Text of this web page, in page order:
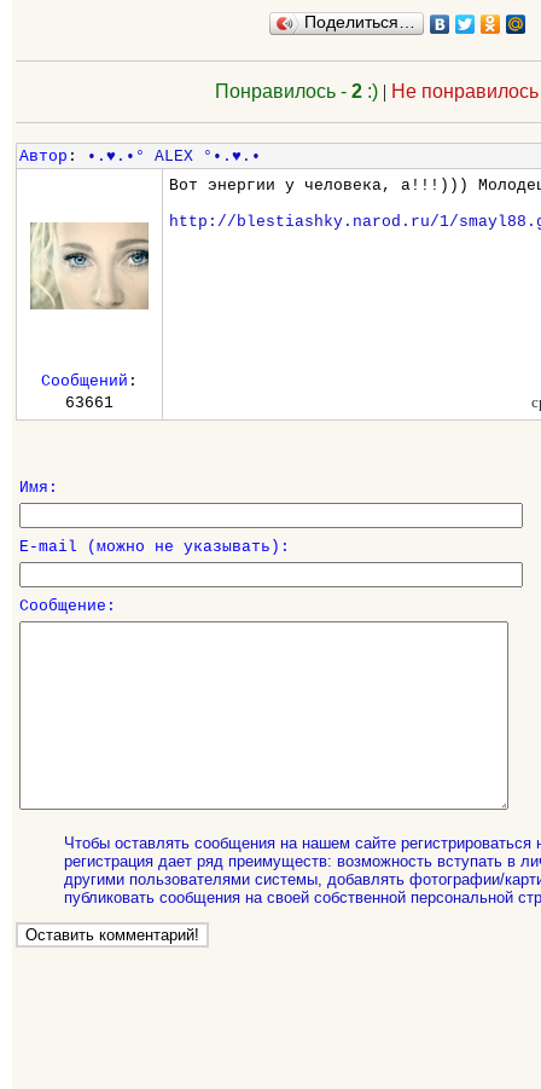
Поделиться…
Понравилось - 2:)| Не
Автор :
•.♥.•° ALEX °•.♥.•
Вот энергии у человека, а!!!)))
http://blestiashky.narod.ru/1/
Сообщений :
63661
Имя:
E-mail (можно не указывать):
Сообщение:
Чтобы оставлять сообщения на нашем сайте регистрироваться
регистрация дает ряд преимуществ: возможность вступать в
другими пользователями системы, добавлять фотографии/
публиковать сообщения на своей собственной персональной